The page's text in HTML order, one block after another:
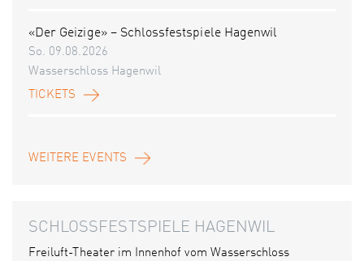
«Der Geizige» – Schlossfestspiele Hagenwil
So. 09.08.2026
Wasserschloss Hagenwil
TICKETS
WEITERE EVENTS
SCHLOSSFESTSPIELE HAGENWIL
Freiluft-Theater im Innenhof vom Wasserschloss